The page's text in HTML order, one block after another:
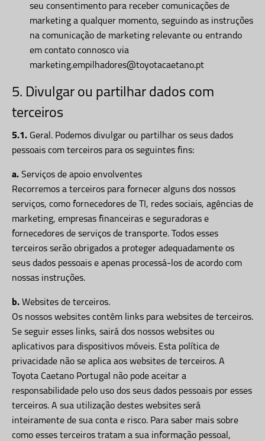
seu consentimento para receber comunicações de
marketing a qualquer momento, seguindo as instruções
na comunicação de marketing relevante ou entrando
em contato connosco via
marketing.empilhadores@toyotacaetano.pt
5. Divulgar ou partilhar dados com
terceiros
5.1. Geral. Podemos divulgar ou partilhar os seus dados
pessoais com terceiros para os seguintes fins:
a. Serviços de apoio envolventes
Recorremos a terceiros para fornecer alguns dos nossos
serviços, como fornecedores de TI, redes sociais, agências de
marketing, empresas financeiras e seguradoras e
fornecedores de serviços de transporte. Todos esses
terceiros serão obrigados a proteger adequadamente os
seus dados pessoais e apenas processá-los de acordo com
nossas instruções.
b. Websites de terceiros.
Os nossos websites contêm links para websites de terceiros.
Se seguir esses links, sairá dos nossos websites ou
aplicativos para dispositivos móveis. Esta política de
privacidade não se aplica aos websites de terceiros. A
Toyota Caetano Portugal não pode aceitar a
responsabilidade pelo uso dos seus dados pessoais por esses
terceiros. A sua utilização destes websites será
inteiramente de sua conta e risco. Para saber mais sobre
como esses terceiros tratam a sua informação pessoal,